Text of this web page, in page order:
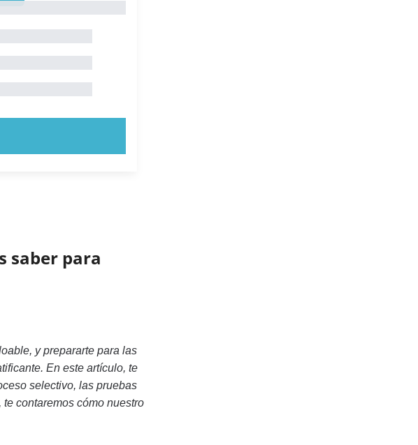
saber para
y prepararte para las
En este artículo, te
selectivo, las pruebas
contaremos cómo nuestro